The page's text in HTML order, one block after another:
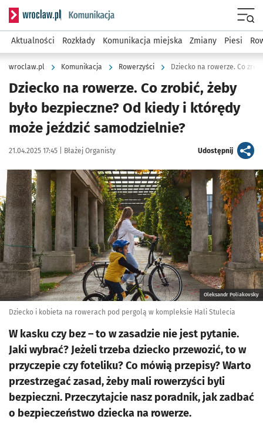
Serwis informacyjny wroclaw.pl podserwis: Komunikacja
Aktualności Rozkłady Komunikacja miejska Zmiany Piesi
wroclaw.pl Komunikacja Rowerzyści
Dziecko na rowerze. Co zrobić, żeby
było bezpieczne? Od kiedy i którędy
może jeździć samodzielnie?
Data publikacji:
21.04.2025 17:45 | Autor:
Błażej Organisty Udostępnijartykuł
Kliknij, aby powiększyć
Oleksandr Poliakovsky
Dziecko i kobieta na rowerach pod pergolą w kompleksie Hali Stulecia
W kasku czy bez – to w zasadzie nie jest pytanie.
Jaki wybrać? Jeżeli trzeba dziecko przewozić, to w
przyczepie czy foteliku? Co mówią przepisy? Warto
przestrzegać zasad, żeby mali rowerzyści byli
bezpieczni. Przeczytajcie nasz poradnik, jak zadbać
o bezpieczeństwo dziecka na rowerze.